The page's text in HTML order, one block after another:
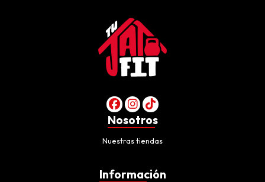
Nosotros
Nuestras tiendas
Información